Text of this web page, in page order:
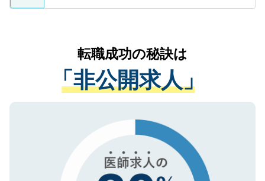
ているすべての個人データはご本人の許可
は、個人情報の取り扱いについての厳密な
管理基準を満たした事業者のみに付与され
る、プライバシーマークを取得済みです。
ご登録いただいた個人情報は、SSL（デー
で、機密保持に関してもご安心ください。
かがいして、現在の医療機関の状況や紹介
経験をまじえながら、適切なアドバイスを
させていただきます。すぐにご転職をされ
ない方には、長期的なサポートが可能です
ので、まずはご登録ください。
転職成功の秘訣は
「非公開求人」